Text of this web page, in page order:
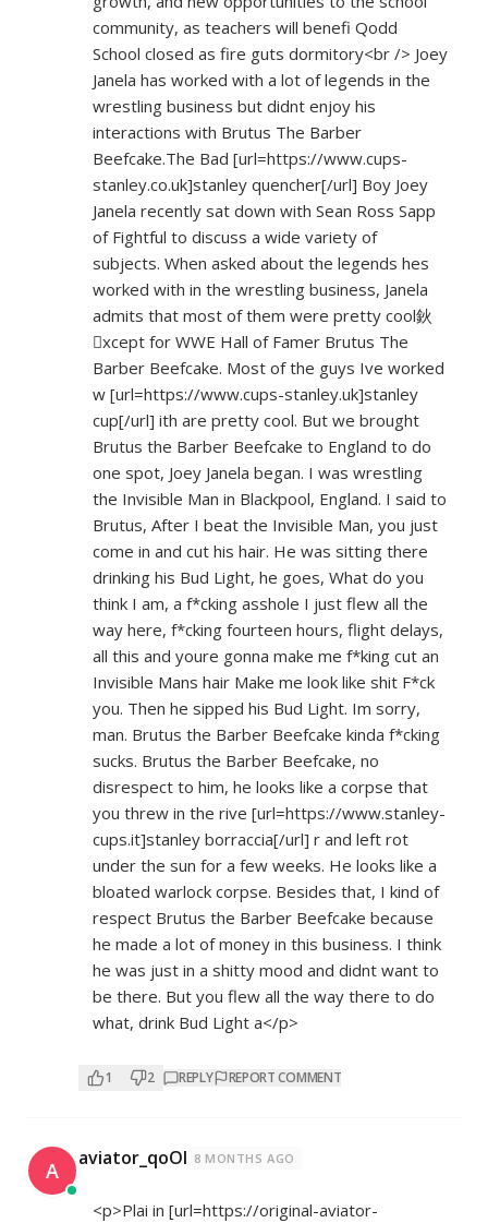
community, as teachers will benefi Qodd
School closed as fire guts dormitory<br /> Joey
Janela has worked with a lot of legends in the
wrestling business but didnt enjoy his
interactions with Brutus The Barber
Beefcake.The Bad [url=https://www.cups-
stanley.co.uk]stanley quencher[/url] Boy Joey
Janela recently sat down with Sean Ross Sapp
of Fightful to discuss a wide variety of
subjects. When asked about the legends hes
worked with in the wrestling business, Janela
admits that most of them were pretty cool鈥
xcept for WWE Hall of Famer Brutus The
Barber Beefcake. Most of the guys Ive worked
w [url=https://www.cups-stanley.uk]stanley
cup[/url] ith are pretty cool. But we brought
Brutus the Barber Beefcake to England to do
one spot, Joey Janela began. I was wrestling
the Invisible Man in Blackpool, England. I said to
Brutus, After I beat the Invisible Man, you just
come in and cut his hair. He was sitting there
drinking his Bud Light, he goes, What do you
think I am, a f*cking asshole I just flew all the
way here, f*cking fourteen hours, flight delays,
all this and youre gonna make me f*king cut an
Invisible Mans hair Make me look like shit F*ck
you. Then he sipped his Bud Light. Im sorry,
man. Brutus the Barber Beefcake kinda f*cking
sucks. Brutus the Barber Beefcake, no
disrespect to him, he looks like a corpse that
you threw in the rive [url=https://www.stanley-
cups.it]stanley borraccia[/url] r and left rot
under the sun for a few weeks. He looks like a
bloated warlock corpse. Besides that, I kind of
respect Brutus the Barber Beefcake because
he made a lot of money in this business. I think
he was just in a shitty mood and didnt want to
be there. But you flew all the way there to do
what, drink Bud Light a</p>
1 2 REPLY REPORT COMMENT
A aviator_qoOl 8 MONTHS AGO
<p>Plai in [url=https://original-aviator-